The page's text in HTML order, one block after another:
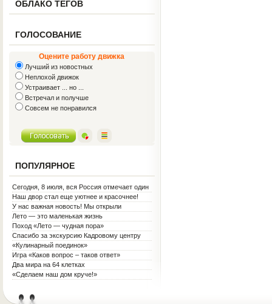
ОБЛАКО ТЕГОВ
ГОЛОСОВАНИЕ
Оцените работу движка
Лучший из новостных
Неплохой движок
Устраивает ... но ...
Встречал и получше
Совсем не понравился
ПОПУЛЯРНОЕ
Сегодня, 8 июля, вся Россия отмечает один
из самых светлых праздников — День
семьи, любви и верности!
Наш двор стал еще уютнее и красочнее!
У нас важная новость! Мы открыли
Социальную гостиную.
Лето — это маленькая жизнь
Поход «Лето — чудная пора»
Спасибо за экскурсию Кадровому центру
«Кулинарный поединок»
Игра «Каков вопрос – таков ответ»
Два мира на 64 клетках
«Сделаем наш дом круче!»